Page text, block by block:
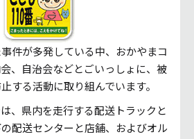
件が多発している中、おかやまコ
、自治会などとごいっしょに、被
する活動に取り組んでいます。
、県内を走行する配送トラックと
配送センターと店舗、およびオル